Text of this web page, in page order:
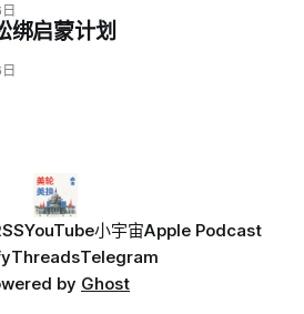
风险随时间上升；俄军导弹落入波
被视为前兆。
绑启蒙计划
YouTube小宇宙Apple Podcast
ThreadsTelegram
by Ghost